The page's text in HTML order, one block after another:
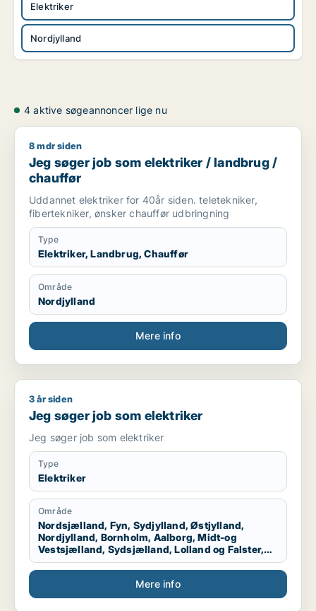
Elektriker
Nordjylland
4 aktive søgeannoncer lige nu
Jeg søger job som elektriker / landbrug / chauffør
8 mdr siden
Jeg søger job som elektriker / landbrug /
chauffør
Uddannet elektriker for 40år siden. teletekniker,
fibertekniker, ønsker chauffør udbringning
Type
Elektriker, Landbrug, Chauffør
Område
Nordjylland
Mere info
Jeg søger job som elektriker
3 år siden
Jeg søger job som elektriker
Jeg søger job som elektriker
Type
Elektriker
Område
Nordsjælland, Fyn, Sydjylland, Østjylland,
Nordjylland, Bornholm, Aalborg, Midt-og
Vestsjælland, Sydsjælland, Lolland og Falster,
Grønland, Færøerne, Udlandet, Hele Sjælland,
Hele Jylland, Vestjylland, Midtjylland
Mere info